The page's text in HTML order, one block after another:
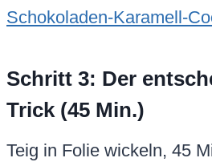
Schokoladen-Karamell-
Schritt 3: Der
Trick (45 Min.)
Teig in Folie wickeln, 45